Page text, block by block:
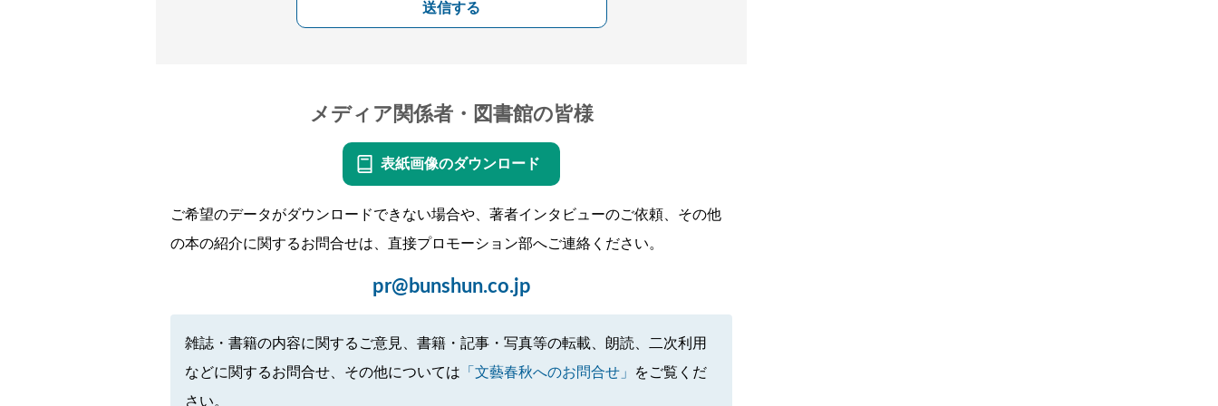
送信する
メディア関係者・図書館の皆様
表紙画像のダウンロード
ご希望のデータがダウンロードできない場合や、著者インタビューのご依頼、その他
の本の紹介に関するお問合せは、直接プロモーション部へご連絡ください。
pr@bunshun.co.jp
雑誌・書籍の内容に関するご意見、書籍・記事・写真等の転載、朗読、二次利用
などに関するお問合せ、その他については 「文藝春秋へのお問合せ」
をご覧くだ
さい。